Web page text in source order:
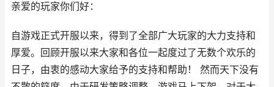
亲爱的玩家你们好：
自游戏正式开服以来，得到了全部广大玩家的大力支持和
厚爱。回顾开服以来大家和各位一起度过了无数个欢乐的
日子，由衷的感动大家给予的支持和帮助！ 然而天下没有